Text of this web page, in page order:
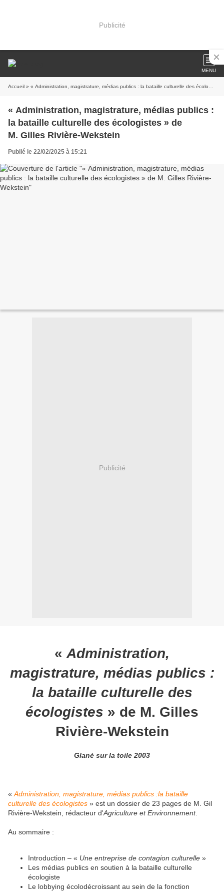
Publicité
MENU
Accueil » « Administration, magistrature, médias publics : la bataille culturelle des écologistes » de M. Gilles Rivière-Wekstein
« Administration, magistrature, médias publics :
la bataille culturelle des écologistes » de
M. Gilles Rivière-Wekstein
Publié le 22/02/2025 à 15:21
Publicité
« Administration,
magistrature, médias publics :
la bataille culturelle des
écologistes » de M. Gilles
Rivière-Wekstein
Glané sur la toile 2003
« Administration, magistrature, médias publics :la bataille
culturelle des écologistes » est un dossier de 23 pages de M. Gil
Rivière-Wekstein, rédacteur d'Agriculture et Environnement.
Au sommaire :
Introduction – « Une entreprise de contagion culturelle »
Les médias publics en soutien à la bataille culturelle
écologiste
Le lobbying écolodécroissant au sein de la fonction